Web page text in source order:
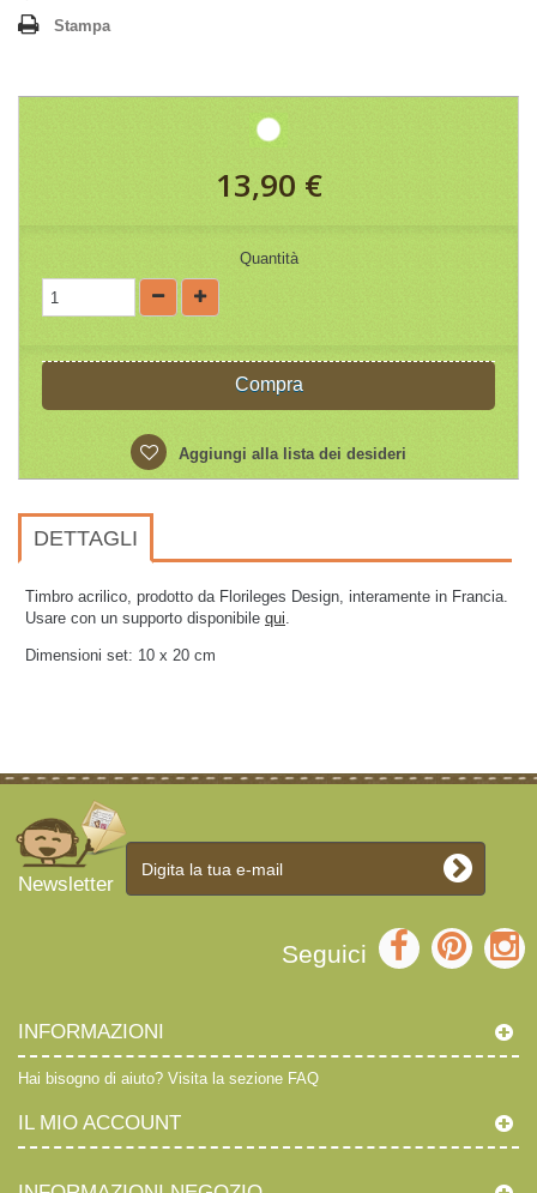
Stampa
13,90 €
Quantità
Compra
Aggiungi alla lista dei desideri
DETTAGLI
Timbro acrilico, prodotto da Florileges Design, interamente in Francia.
Usare con un supporto disponibile qui.
Dimensioni set: 10 x 20 cm
Newsletter
Seguici
INFORMAZIONI
Hai bisogno di aiuto? Visita la sezione FAQ
IL MIO ACCOUNT